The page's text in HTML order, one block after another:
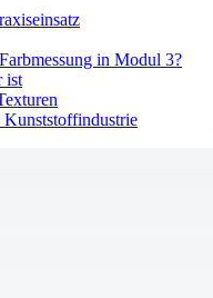
in Modul 3?
ist